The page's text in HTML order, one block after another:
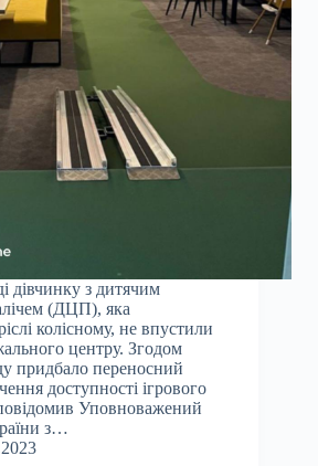
дівчинку з дитячим
(ДЦП), яка
колісному, не впустили
центру. Згодом
придбало переносний
доступності ігрового
Уповноважений
з…